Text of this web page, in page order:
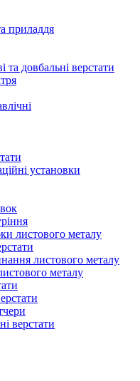
приладдя
та довбальні верстати
установки
листового металу
листового металу
металу
верстати